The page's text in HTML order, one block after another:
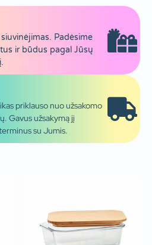
Padėsime
ir būdus pagal Jūsų
priklauso nuo užsakomo
Gavus užsakymą jį
su Jumis.